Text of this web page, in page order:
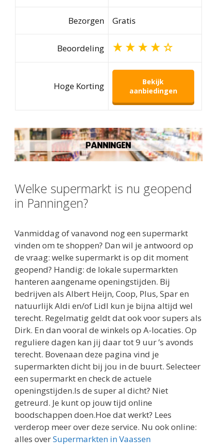
Bezorgen Gratis
Beoordeling
Hoge Korting
Bekijk
aanbiedingen
Welke supermarkt is nu geopend
in Panningen?
Vanmiddag of vanavond nog een supermarkt
vinden om te shoppen? Dan wil je antwoord op
de vraag: welke supermarkt is op dit moment
geopend? Handig: de lokale supermarkten
hanteren aangename openingstijden. Bij
bedrijven als Albert Heijn, Coop, Plus, Spar en
natuurlijk Aldi en/of Lidl kun je bijna altijd wel
terecht. Regelmatig geldt dat ook voor supers als
Dirk. En dan vooral de winkels op A-locaties. Op
reguliere dagen kan jij daar tot 9 uur ’s avonds
terecht. Bovenaan deze pagina vind je
supermarkten dicht bij jou in de buurt. Selecteer
een supermarkt en check de actuele
openingstijden.Is de super al dicht? Niet
getreurd. Je kunt op jouw tijd online
boodschappen doen.Hoe dat werkt? Lees
verderop meer over deze service. Nu ook online:
alles overSupermarkten in Vaassen